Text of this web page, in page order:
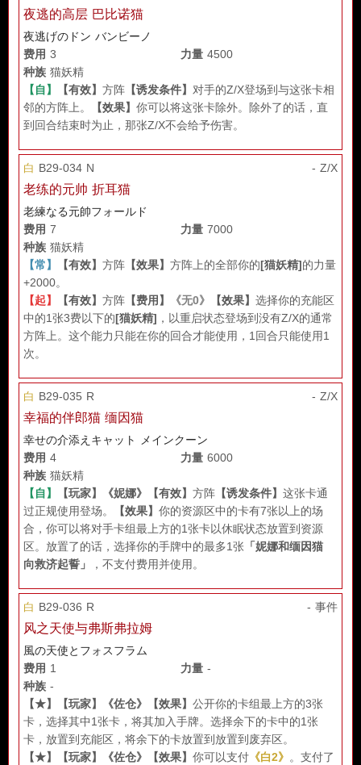
夜逃的高层 巴比诺猫
夜逃げのドン バンビーノ
费用 3 力量 4500
种族 猫妖精
【自】
【有效】 方阵 【诱发条件】 对手的Z/X登场到与这张卡相
邻的方阵上。
【效果】 你可以将这张卡除外。除外了的话，直
到回合结束时为止，那张Z/X不会给予伤害。
白 B29-034 N - Z/X
老练的元帅 折耳猫
老練なる元帥フォールド
费用 7 力量 7000
种族 猫妖精
【常】
【有效】 方阵 【效果】 方阵上的全部你的[猫妖精]的力量
+2000。
【起】
【有效】 方阵 【费用】 《无0》 【效果】 选择你的充能区
中的1张3费以下的[猫妖精] ，以重启状态登场到没有Z/X的通常
方阵上。这个能力只能在你的回合才能使用，1回合只能使用1
次。
白 B29-035 R - Z/X
幸福的伴郎猫 缅因猫
幸せの介添えキャット メインクーン
费用 4 力量 6000
种族 猫妖精
【自】
【玩家】 《妮娜》 【有效】 方阵 【诱发条件】 这张卡通
过正规使用登场。
【效果】 你的资源区中的卡有7张以上的场
合，你可以将对手卡组最上方的1张卡以休眠状态放置到资源
区。放置了的话，选择你的手牌中的最多1张 「妮娜和缅因猫
向救济起誓」
，不支付费用并使用。
白 B29-036 R - 事件
风之天使与弗斯弗拉姆
風の天使とフォスフラム
费用 1 力量 -
种族 -
【★】
【玩家】 《佐仓》 【效果】 公开你的卡组最上方的3张
卡，选择其中1张卡，将其加入手牌。选择余下的卡中的1张
卡，放置到充能区，将余下的卡放置到放置到废弃区。
【★】
【玩家】 《佐仓》 【效果】 你可以支付 《白2》 。支付了